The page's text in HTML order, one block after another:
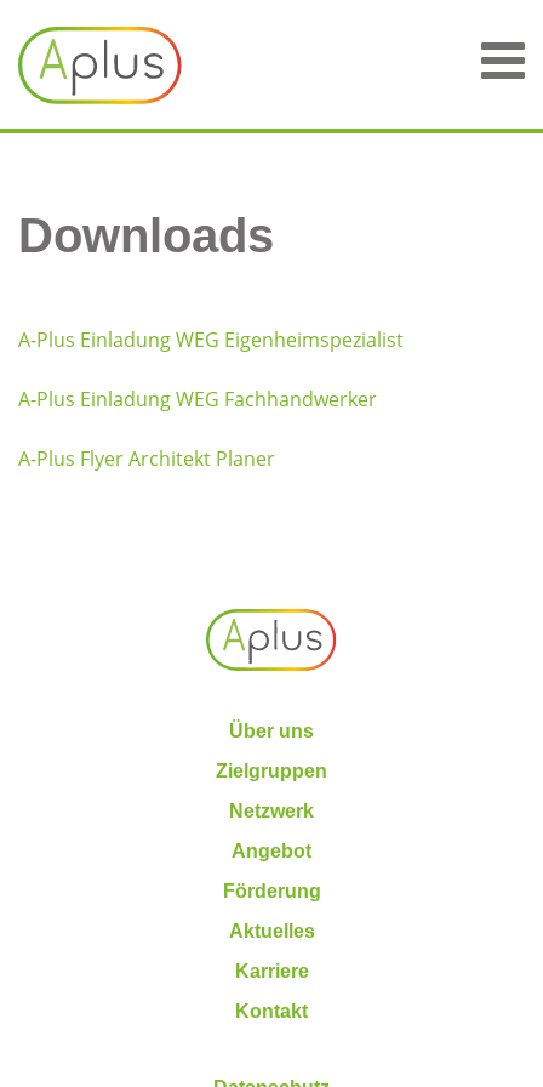
Downloads
A-Plus Einladung WEG Eigenheimspezialist
A-Plus Einladung WEG Fachhandwerker
A-Plus Flyer Architekt Planer
Über uns
Zielgruppen
Netzwerk
Angebot
Förderung
Aktuelles
Karriere
Kontakt